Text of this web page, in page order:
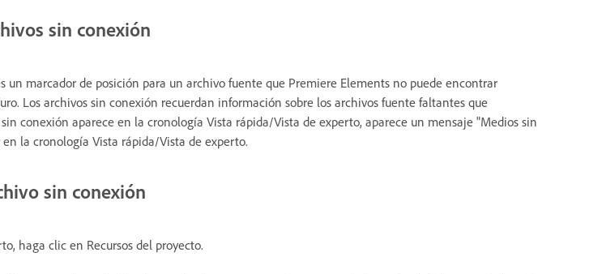
sin conexión
un marcador de posición para un archivo fuente que Premiere Elements no puede encontrar
Los archivos sin conexión recuerdan información sobre los archivos fuente faltantes que
conexión aparece en la cronología Vista rápida/Vista de experto, aparece un mensaje "Medios sin
la cronología Vista rápida/Vista de experto.
sin conexión
haga clic en Recursos del proyecto.